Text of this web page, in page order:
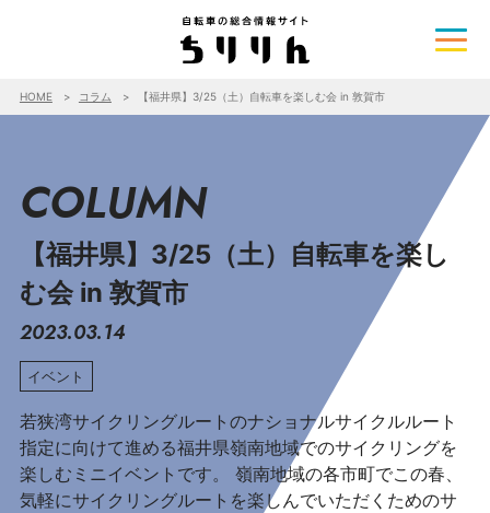
HOME コラム 【福井県】3/25（土）自転車を楽しむ会 in 敦賀市
COLUMN
【福井県】3/25（土）自転車を楽し
む会 in 敦賀市
2023.03.14
イベント
若狭湾サイクリングルートのナショナルサイクルルート
指定に向けて進める福井県嶺南地域でのサイクリングを
楽しむミニイベントです。 嶺南地域の各市町でこの春、
気軽にサイクリングルートを楽しんでいただくためのサ